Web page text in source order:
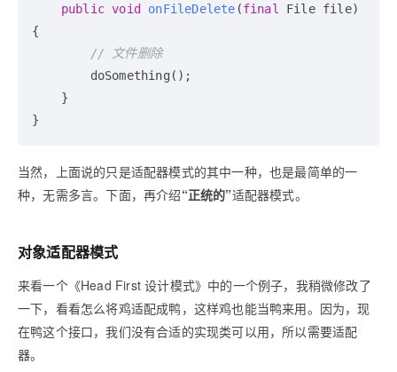
public void onFileDelete (final
File file)
{
// 文件删除
当然，上面说的只是适配器模式的其中一种，也是最简单的一
种，无需多言。下面，再介绍“正统的”适配器模式。
对象适配器模式
来看一个《Head First 设计模式》中的一个例子，我稍微修改了
一下，看看怎么将鸡适配成鸭，这样鸡也能当鸭来用。因为，现
在鸭这个接口，我们没有合适的实现类可以用，所以需要适配
器。